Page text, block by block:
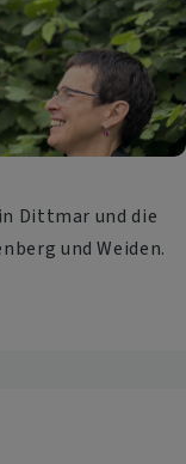
Dittmar und die
und Weiden.